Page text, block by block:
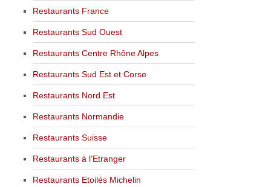
Restaurants France
Restaurants Sud Ouest
Restaurants Centre Rhône Alpes
Restaurants Sud Est et Corse
Restaurants Nord Est
Restaurants Normandie
Restaurants Suisse
Restaurants à l’Etranger
Restaurants Etoilés Michelin